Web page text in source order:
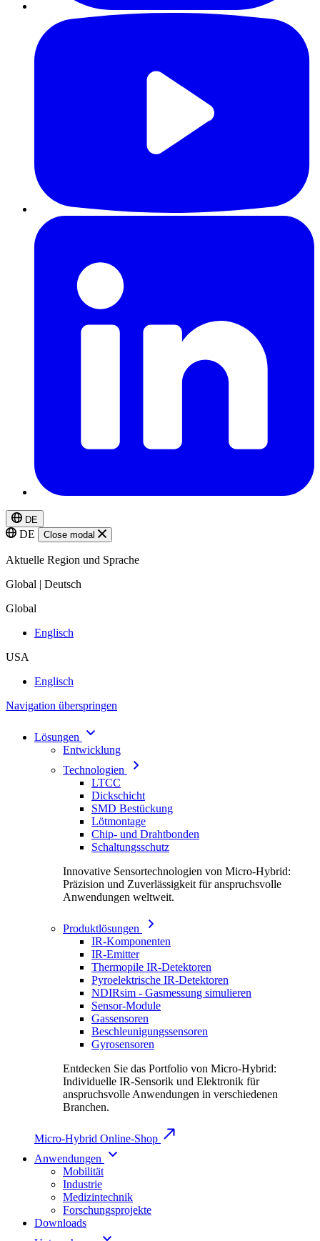
DE
DE Close modal
Aktuelle Region und Sprache
Global | Deutsch
Global
Englisch
USA
Englisch
Navigation überspringen
Lösungen
Entwicklung
Technologien
LTCC
Dickschicht
SMD Bestückung
Lötmontage
Chip- und Drahtbonden
Schaltungsschutz
Innovative Sensortechnologien von Micro-Hybrid:
Präzision und Zuverlässigkeit für anspruchsvolle
Anwendungen weltweit.
Produktlösungen
IR-Komponenten
IR-Emitter
Thermopile IR-Detektoren
Pyroelektrische IR-Detektoren
NDIRsim - Gasmessung simulieren
Sensor-Module
Gassensoren
Beschleunigungssensoren
Gyrosensoren
Entdecken Sie das Portfolio von Micro-Hybrid:
Individuelle IR-Sensorik und Elektronik für
anspruchsvolle Anwendungen in verschiedenen
Branchen.
Micro-Hybrid Online-Shop
Anwendungen
Mobilität
Industrie
Medizintechnik
Forschungsprojekte
Downloads